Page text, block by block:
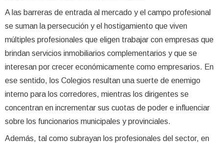
A las barreras de entrada al mercado y el campo profesional
se suman la persecución y el hostigamiento que viven
múltiples profesionales que eligen trabajar con empresas que
brindan servicios inmobiliarios complementarios y que se
interesan por crecer económicamente como empresarios. En
ese sentido, los Colegios resultan una suerte de enemigo
interno para los corredores, mientras los dirigentes se
concentran en incrementar sus cuotas de poder e influenciar
sobre los funcionarios municipales y provinciales.
Además, tal como subrayan los profesionales del sector, en